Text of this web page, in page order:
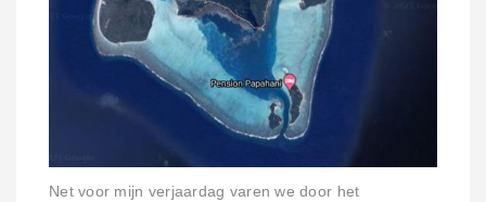
Net voor mijn verjaardag varen we door het